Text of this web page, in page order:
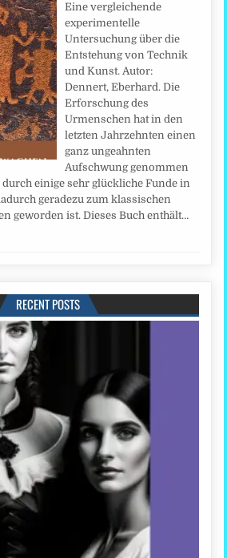
Eine vergleichende
experimentelle
Untersuchung über die
Entstehung von Technik
und Kunst. Autor:
Dennert, Eberhard. Die
Erforschung des
Urmenschen hat in den
letzten Jahrzehnten einen
ganz ungeahnten
Aufschwung genommen
einige sehr glückliche Funde in
geradezu zum klassischen
geworden ist. Dieses Buch enthält…
RECENT POSTS